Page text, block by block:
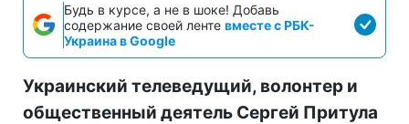
Будь в курсе, а не в шоке! Добавь
содержание своей ленте вместе с РБК-
Украина в Google
Украинский телеведущий, волонтер и
общественный деятель Сергей Притула